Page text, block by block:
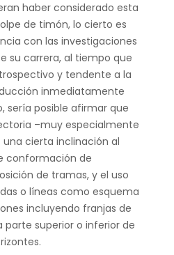
haber considerado esta
de timón, lo cierto es
con las investigaciones
su carrera, al tiempo que
y tendente a la
inmediatamente
sería posible afirmar que
–muy especialmente
cierta inclinación al
conformación de
de tramas, y el uso
o líneas como esquema
incluyendo franjas de
parte superior o inferior de